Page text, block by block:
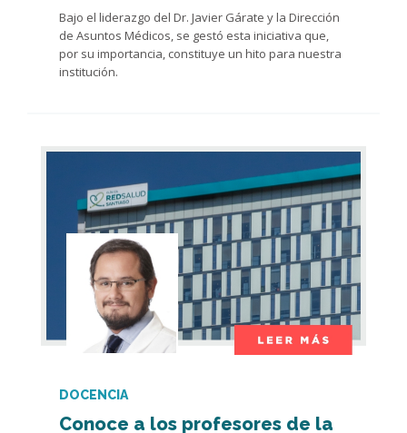
Bajo el liderazgo del Dr. Javier Gárate y la Dirección
de Asuntos Médicos, se gestó esta iniciativa que,
por su importancia, constituye un hito para nuestra
institución.
DOCENCIA
Conoce a los profesores de la